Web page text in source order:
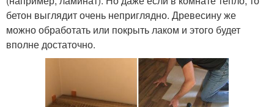
бетон выглядит очень неприглядно. Древесину же
можно обработать или покрыть лаком и этого будет
вполне достаточно.